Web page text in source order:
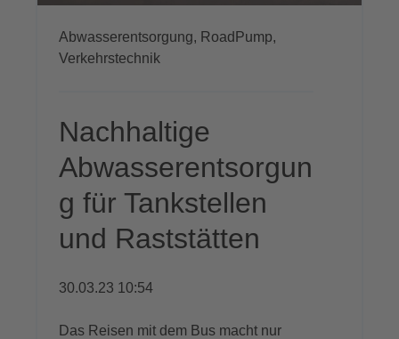
Abwasserentsorgung, RoadPump,
Verkehrstechnik
Nachhaltige
Abwasserentsorgun
g für Tankstellen
und Raststätten
30.03.23 10:54
Das Reisen mit dem Bus macht nur